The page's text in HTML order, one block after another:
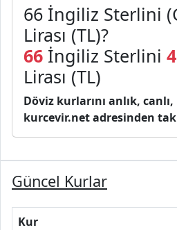
66 İngiliz Sterlini
Lirası (TL)?
66 İngiliz Sterlini
Lirası (TL)
Döviz kurlarını anlık,
kurcevir.net adresinden
Güncel Kurlar
Kur